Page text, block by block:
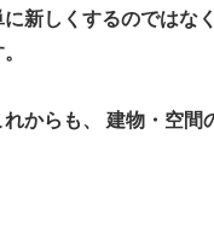
新しくするのではな
れからも、 建物・空間